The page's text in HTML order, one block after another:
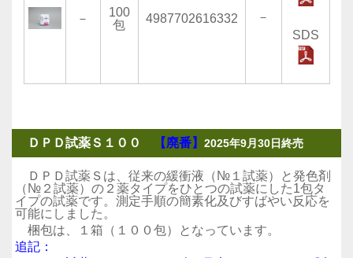
－
100
包
4987702616332 －
SDS
ＤＰＤ試薬Ｓ１００ 【廃番】2025年9月30日終売
ＤＰＤ試薬Ｓは、従来の緩衝液（№１試薬）と発色剤
（№２試薬）の２薬タイプをひとつの試薬にした1包タ
イプの試薬です。測定手順の簡素化及びすばやい反応を
可能にしました。
梱包は、１箱（１００包）となっています。
追記：